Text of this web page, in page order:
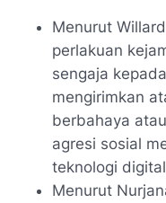
Menurut
perlakuan
sengaja
mengirimkan
berbahaya
agresi sosial
teknologi
Menurut